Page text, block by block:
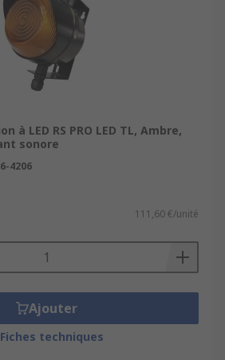
à LED RS PRO LED TL, Ambre,
sonore
4206
111,60 €/unité
Ajouter
Fiches techniques